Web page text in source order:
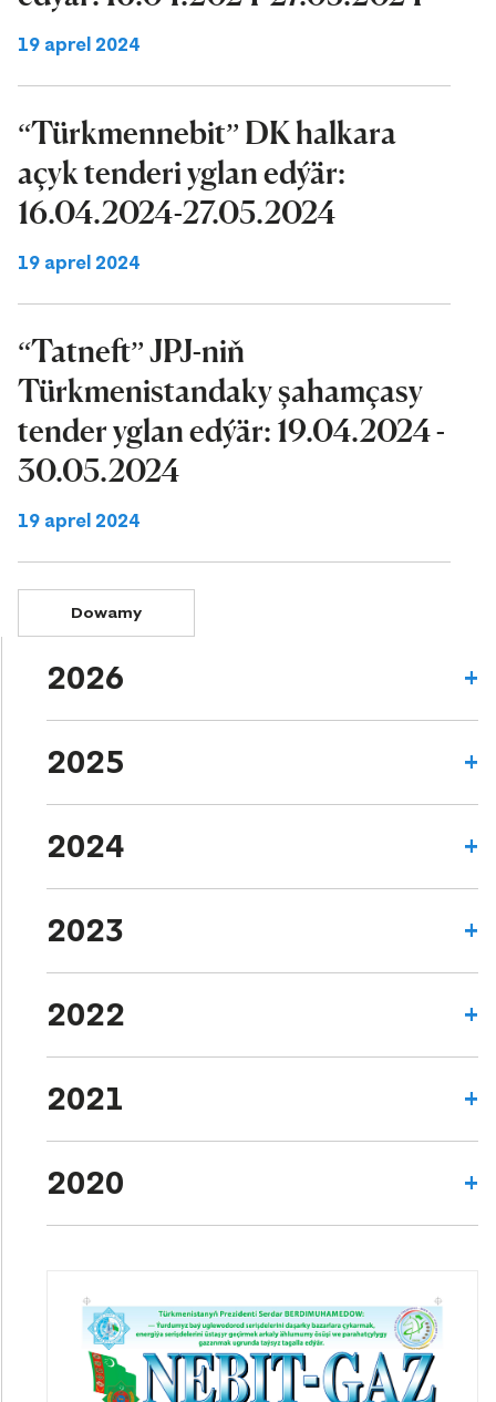
19 aprel 2024
“Türkmennebit” DK halkara
açyk tenderi yglan edýär:
16.04.2024-27.05.2024
19 aprel 2024
“Tatneft” JPJ-niň
Türkmenistandaky şahamçasy
tender yglan edýär: 19.04.2024 -
30.05.2024
19 aprel 2024
Dowamy
2026
2025
2024
2023
2022
2021
2020